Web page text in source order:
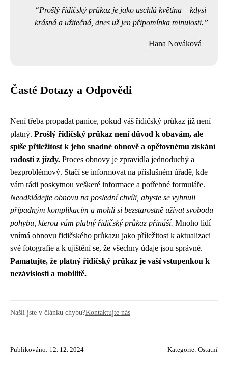
Prošlý řidičský průkaz je jako uschlá květina – kdysi
krásná a užitečná, dnes už jen připomínka minulosti.
Hana Nováková
Časté Dotazy a Odpovědi
Není třeba propadat panice, pokud váš řidičský průkaz již není
platný. Prošlý řidičský průkaz není důvod k obavám, ale
spíše příležitost k jeho snadné obnově a opětovnému získání
radosti z jízdy. Proces obnovy je zpravidla jednoduchý a
bezproblémový. Stačí se informovat na příslušném úřadě, kde
vám rádi poskytnou veškeré informace a potřebné formuláře.
Neodkládejte obnovu na poslední chvíli, abyste se vyhnuli
případným komplikacím a mohli si bezstarostně užívat svobodu
pohybu, kterou vám platný řidičský průkaz přináší. Mnoho lidí
vnímá obnovu řidičského průkazu jako příležitost k aktualizaci
své fotografie a k ujištění se, že všechny údaje jsou správné.
Pamatujte, že platný řidičský průkaz je vaší vstupenkou k
nezávislosti a mobilitě.
Našli jste v článku chybu?Kontaktujte nás
Publikováno: 12. 12. 2024 Kategorie: Ostatní